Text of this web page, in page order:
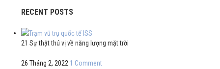
RECENT POSTS
21 Sự thật thú vị về năng lượng mặt trời
26 Tháng 2, 2022 1 Comment